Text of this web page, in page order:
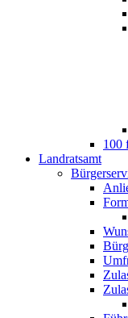
100
Landratsamt